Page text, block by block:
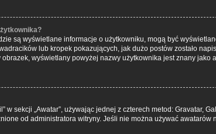
są wyświetlane informacje o użytkowniku, mogą być
lub kropek pokazujących, jak dużo postów zostało
wyświetlany powyżej nazwy użytkownika jest znany
w sekcji „Awatar”, używając jednej z czterech metod: Gravatar,
od administratora witryny. Jeśli nie można używać